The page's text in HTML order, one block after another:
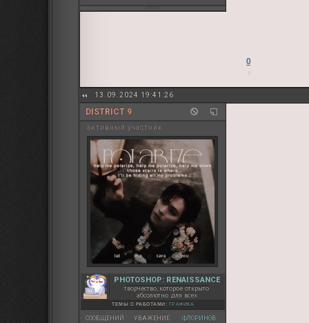
0
13.09.2024 19:41:26
DISTRICT 9
активный участник
PHOTOSHOP: RENAISSANCE
творчество, которое открыто
абсолютно для всех
ТЕМЫ С РАБОТАМИ: ГРАФИКА
СООБЩЕНИЙ:
УВАЖЕНИЕ:
ФЛОРИНОВ: